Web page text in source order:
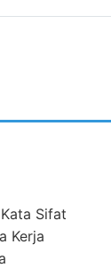
Sifat
Kerja